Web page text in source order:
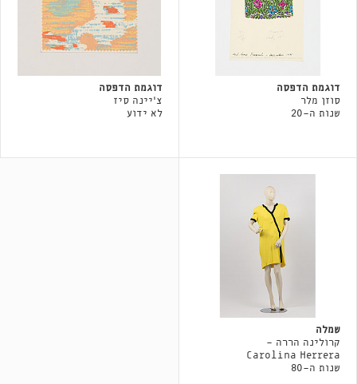
דוגמת הדפסה
סוזן מלר
שנות ה-20
דוגמת הדפסה
צ'יינה סיז
לא ידוע
שמלה
קרולינה הררה -
Carolina Herrera
שנות ה-80